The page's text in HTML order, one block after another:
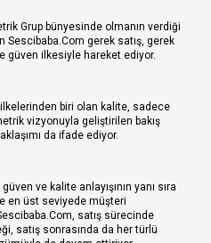
Grup bünyesinde olmanın verdiği
Sescibaba.Com gerek satış, gerek
güven ilkesiyle hareket ediyor.
biri olan kalite, sadece
vizyonuyla geliştirilen bakış
da ifade ediyor.
ve kalite anlayışının yanı sıra
en üst seviyede müşteri
satış sürecinde
satış sonrasında da her türlü